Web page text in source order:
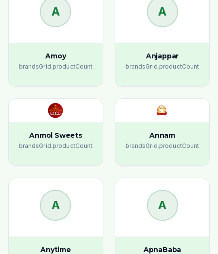
A
Amoy
brandsGrid.productCount
A
Anjappar
brandsGrid.productCount
Anmol Sweets
brandsGrid.productCount
Annam
brandsGrid.productCount
A
Anytime
A
ApnaBaba